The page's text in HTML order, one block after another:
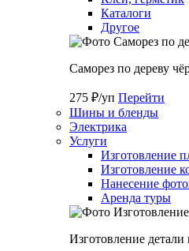
Каталоги
Другое
Саморез по дереву
275 ₽/уп Перейти
Шины и бленды
Электрика
Услуги
Изготовление
Изготовление
Нанесение
Аренда туры
Изготовление